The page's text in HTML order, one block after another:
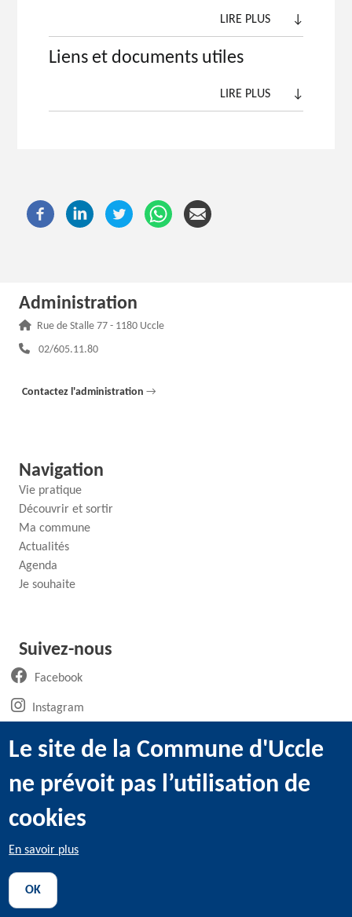
LIRE PLUS ↓
Liens et documents utiles
LIRE PLUS ↓
Administration
Adresse :
Rue de Stalle 77 - 1180 Uccle
Téléphone :
02/605.11.80
Contactez l'administration →
Navigation
Vie pratique
Découvrir et sortir
Ma commune
Actualités
Agenda
Je souhaite
Suivez-nous
Facebook(ouvre un nouvel onglet)
Instagram(ouvre un nouvel onglet)
LinkedIn
Youtube(ouvre un nouvel onglet)
@2022 Administration communale d’Uccle -
Utilisation des cookies
Le site de la Commune d'Uccle
ne prévoit pas l’utilisation de
cookies
En savoir plus
OK